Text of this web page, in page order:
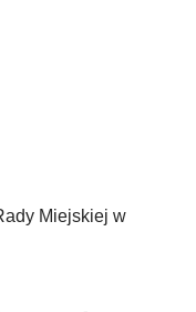
Miejskiej w